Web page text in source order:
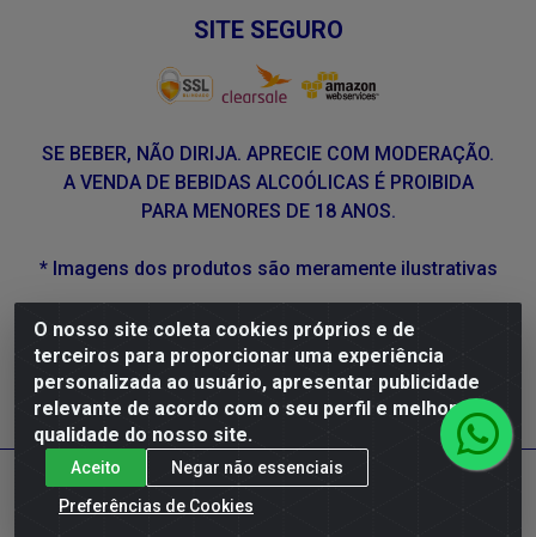
O nosso site coleta cookies próprios e de
terceiros para proporcionar uma experiência
personalizada ao usuário, apresentar publicidade
relevante de acordo com o seu perfil e melhorar a
qualidade do nosso site.
Aceito
Negar não essenciais
Preferências de Cookies
SITE SEGURO
SE BEBER, NÃO DIRIJA. APRECIE COM MODERAÇÃO.
A VENDA DE BEBIDAS ALCOÓLICAS É PROIBIDA
PARA MENORES DE 18 ANOS.
* Imagens dos produtos são meramente ilustrativas
DLP Vinhos - Av. Engenheiro Abdias de Carvalho, 962 -
Torrões, Recife/PE - CEP 50.640-525 - CNPJ
05.429.222/0001-48